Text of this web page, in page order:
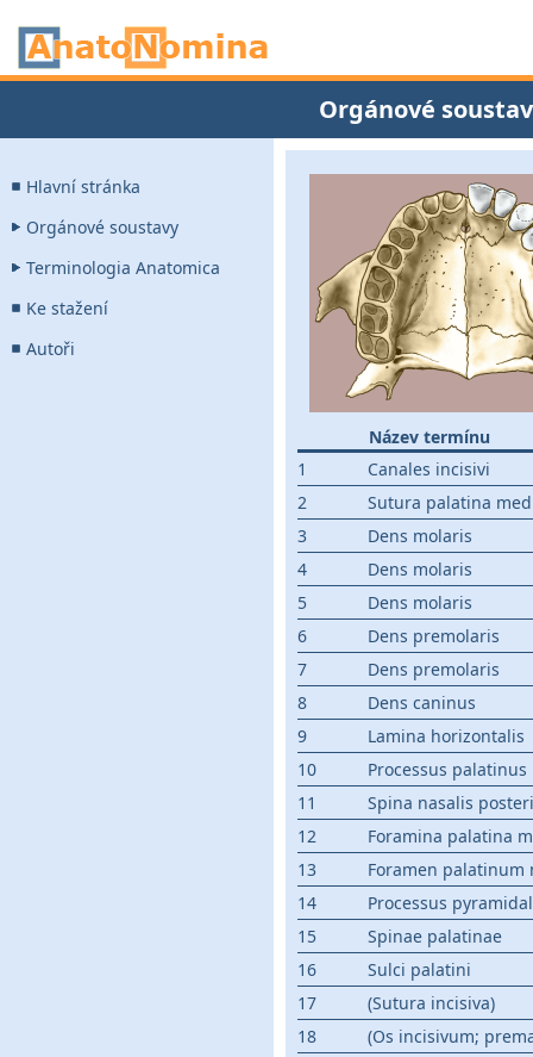
Orgánové
Hlavní stránka
Orgánové soustavy
Terminologia Anatomica
Ke stažení
Autoři
Název termínu
1
Canales incisivi
2
Sutura palatina
3
Dens molaris
4
Dens molaris
5
Dens molaris
6
Dens premolaris
7
Dens premolaris
8
Dens caninus
9
Lamina horizontalis
10
Processus palatinus
11
Spina nasalis
12
Foramina palatina
13
Foramen palatinum
14
Processus
15
Spinae palatinae
16
Sulci palatini
17
(Sutura incisiva)
18
(Os incisivum;